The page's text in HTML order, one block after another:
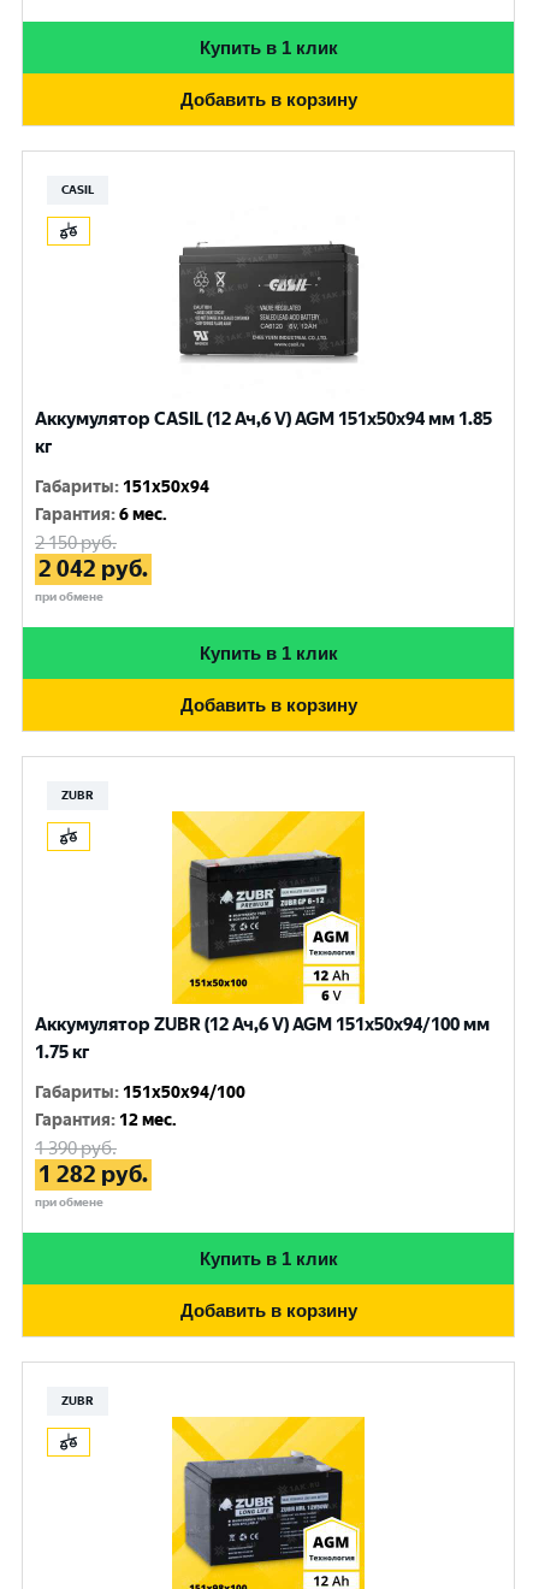
Купить в 1 клик
Добавить в корзину
CASIL
Аккумулятор CASIL (12 Ач,6 V) AGM 151x50x94 мм 1.85
кг
Габариты: 151x50x94
Гарантия:6 мес.
2 150руб.
2 042 руб.
при обмене
Купить в 1 клик
Добавить в корзину
ZUBR
Аккумулятор ZUBR (12 Ач,6 V) AGM 151x50x94/100 мм
1.75 кг
Габариты: 151x50x94/100
Гарантия: 12 мес.
1 390руб.
1 282 руб.
при обмене
Купить в 1 клик
Добавить в корзину
ZUBR